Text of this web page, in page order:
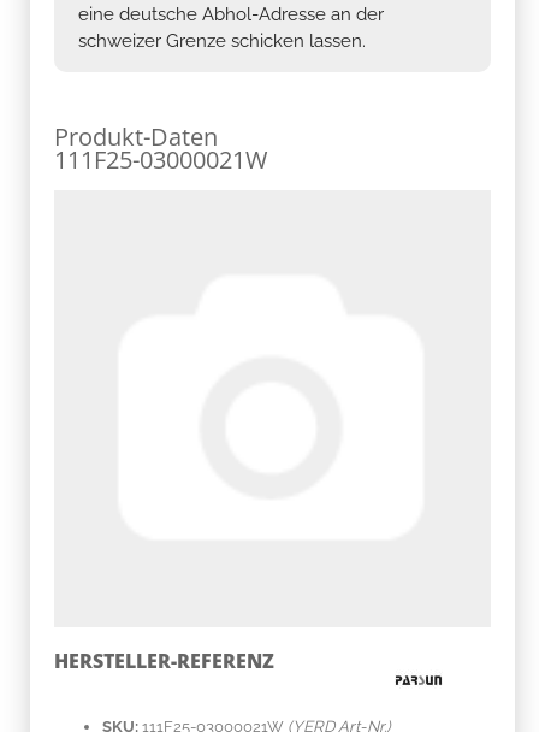
eine deutsche Abhol-Adresse an der
schweizer Grenze schicken lassen.
Produkt-Daten
111F25-03000021W
HERSTELLER-REFERENZ
SKU: 111F25-03000021W (YERD Art-Nr.)